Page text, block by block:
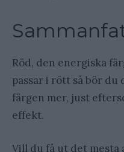
Röd, den energiska
passar i rött så bör
färgen mer, just
effekt.
Vill du få ut det mesta